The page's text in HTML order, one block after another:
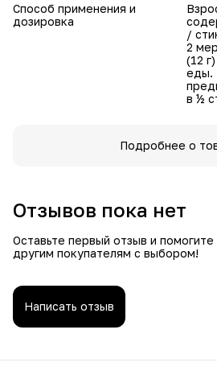
Способ применения и
дозировка
/
2
(12
еды.
в ½
Подробнее о
Отзывов пока нет
Оставьте первый отзыв и помогите
другим покупателям с выбором!
Написать отзыв